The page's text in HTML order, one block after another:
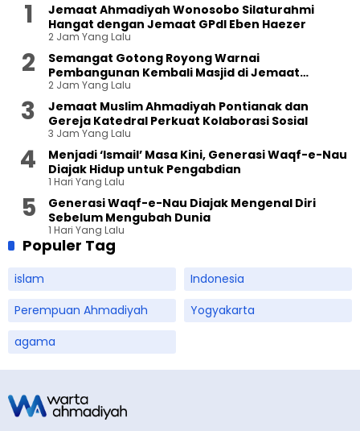
Jemaat Ahmadiyah Wonosobo Silaturahmi
Hangat dengan Jemaat GPdI Eben Haezer
2 Jam Yang Lalu
Semangat Gotong Royong Warnai
Pembangunan Kembali Masjid di Jemaat
Ahmadiyah Sukapura
2 Jam Yang Lalu
Jemaat Muslim Ahmadiyah Pontianak dan
Gereja Katedral Perkuat Kolaborasi Sosial
3 Jam Yang Lalu
Menjadi ‘Ismail’ Masa Kini, Generasi Waqf-e-Nau
Diajak Hidup untuk Pengabdian
1 Hari Yang Lalu
Generasi Waqf-e-Nau Diajak Mengenal Diri
Sebelum Mengubah Dunia
1 Hari Yang Lalu
Populer Tag
islam
Indonesia
Perempuan Ahmadiyah
Yogyakarta
agama